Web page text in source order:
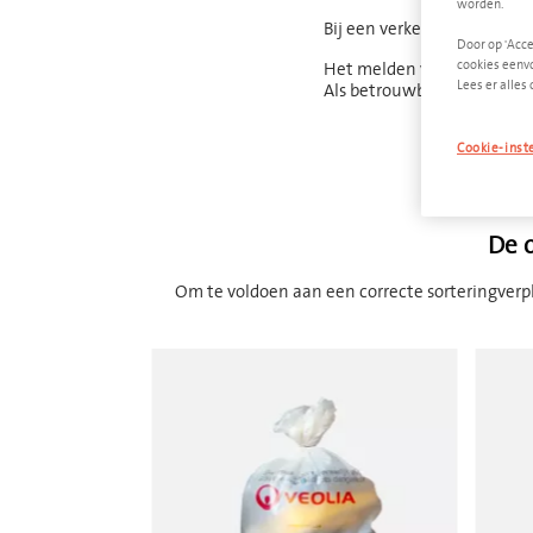
Bij een verkeerde
Het melden van een foute
Als betrouwbare en
De
Om te voldoen aan een correcte
worden.
Door op
cookies
Lees er alles
Cookie-